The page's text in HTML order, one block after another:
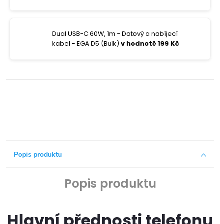
Dual USB-C 60W, 1m - Datový a nabíjecí
kabel - EGA D5 (Bulk) v hodnotě 199 Kč
Popis produktu
Popis produktu